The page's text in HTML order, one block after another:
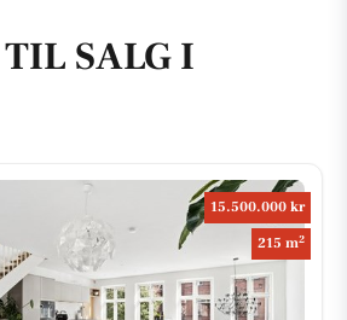
SALG I
15.500.000 kr
215 m2